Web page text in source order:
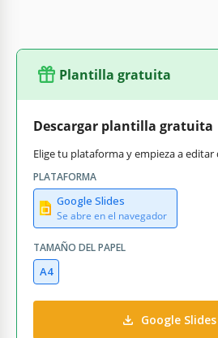
Plantilla gratuita
Descargar plantilla gratuita
Elige tu plataforma y empieza a
PLATAFORMA
Google Slides
Se abre en el navegador
TAMAÑO DEL PAPEL
A4
Google